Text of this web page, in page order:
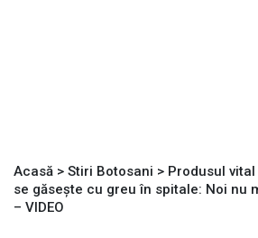
Acasă > Stiri Botosani > Produsul
se găsește cu greu în spitale: Noi nu
– VIDEO